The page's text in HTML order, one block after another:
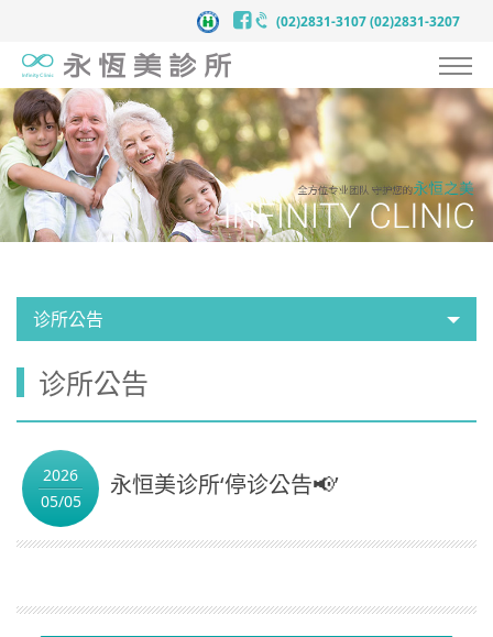
(02)2831-3107(02)2831-3207
认识永恒美
抗衰老预防医学
服务项目
医师团队
医疗新知
新闻中心
联络我们
简体中文
诊所公告
诊所公告
2026
05/05
永恒美诊所‘停诊公告📢’